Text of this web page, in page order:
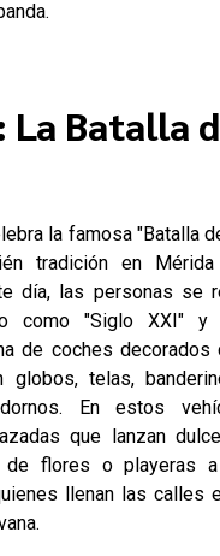
La Batalla
la famosa "Batalla
tradición en
día, las personas se
como "Siglo XXI" y
de coches decorados
globos, telas,
En estos
que lanzan
de flores o playeras
llenan las calles